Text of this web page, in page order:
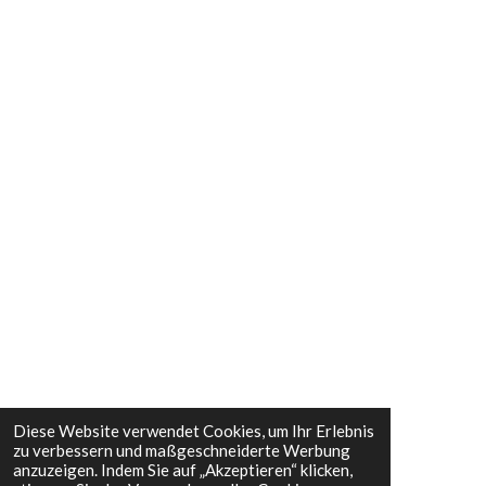
Diese Website verwendet Cookies, um Ihr Erlebnis
zu verbessern und maßgeschneiderte Werbung
anzuzeigen. Indem Sie auf „Akzeptieren“ klicken,